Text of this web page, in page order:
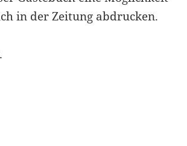
in der Zeitung abdrucken.